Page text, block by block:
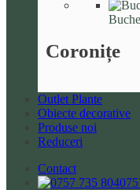
Coronițe
Outlet Plante
Obiecte decorative
Produse noi
Reduceri
Contact